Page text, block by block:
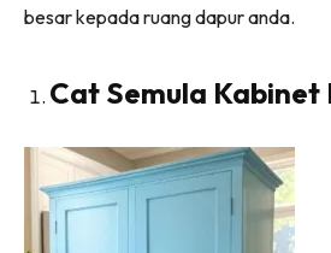
Hotel
Hartanah
Landed
Video
besar kepada ruang dapur anda.
Cat Semula Kabinet